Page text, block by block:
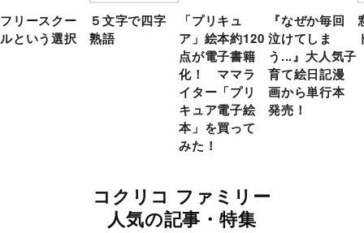
フリースクー
ルという選択
５文字で四字
熟語
「プリキュ
ア」絵本約120
点が電子書籍
化！ ママラ
イター「プリ
キュア電子絵
本」を買って
みた！
『なぜか毎回
泣けてしま
う...』大人気子
育て絵日記漫
画から単行本
発売！
コクリコ ファミリー
人気の記事・特集